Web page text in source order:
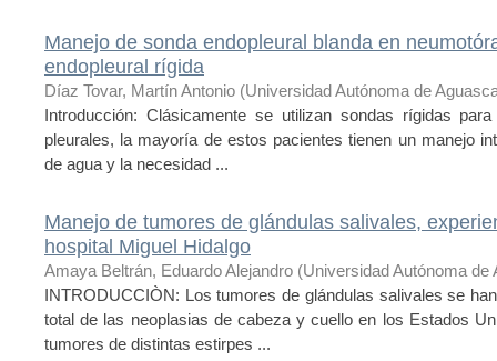
Manejo de sonda endopleural blanda en
endopleural rígida
Díaz Tovar, Martín Antonio (Universidad Autónoma de
Introducción: Clásicamente se utilizan sondas rígidas
pleurales, la mayoría de estos pacientes tienen un manejo
de agua y la necesidad ...
Manejo de tumores de glándulas salivales,
hospital Miguel Hidalgo
Amaya Beltrán, Eduardo Alejandro (Universidad Autónoma de
INTRODUCCIÒN: Los tumores de glándulas salivales se
total de las neoplasias de cabeza y cuello en los Estados
tumores de distintas estirpes ...